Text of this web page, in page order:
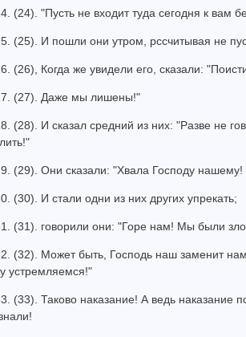
(24). "Пусть не входит туда сегодня к вам
(25). И пошли они утром, рссчитывая не
(26), Когда же увидели его, сказали:
(27). Даже мы лишены!"
(28). И сказал средний из них: "Разве не
(29). Они сказали: "Хвала Господу
(30). И стали одни из них других упрекать;
(31). говорили они: "Горе нам! Мы были
(32). Может быть, Господь наш заменит
устремляемся!"
(33). Таково наказание! А ведь наказание